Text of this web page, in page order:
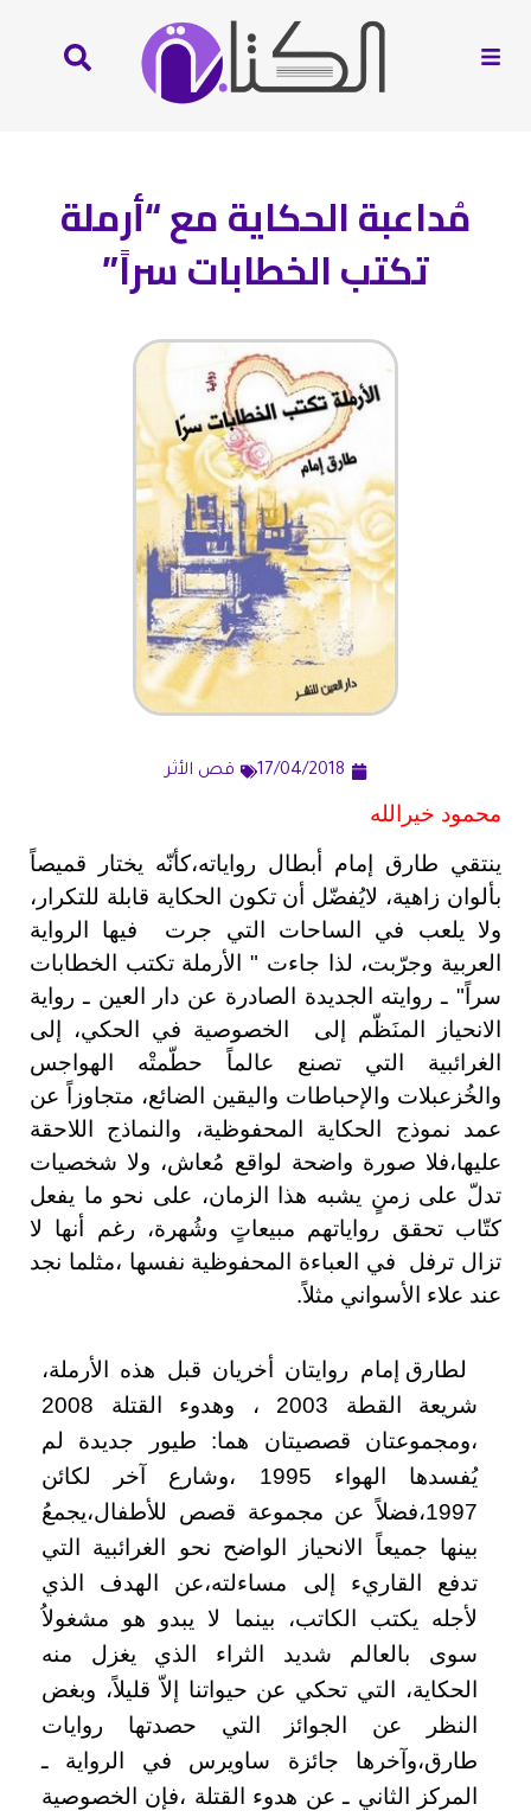
مُداعبة الحكاية مع “أرملة
تكتب الخطابات سراً”
17/04/2018 قص الأثر
محمود خيرالله
ينتقي طارق إمام أبطال رواياته،كأنّه يختار قميصاً
بألوان زاهية، لايُفضّل أن تكون الحكاية قابلة للتكرار،
ولا يلعب في الساحات التي جرت
فيها الرواية
العربية وجرّبت، لذا جاءت " الأرملة تكتب الخطابات
سراً" ـ روايته الجديدة الصادرة عن دار العين ـ رواية
الانحياز المنَظّم إلى
الخصوصية في الحكي، إلى
الغرائبية التي تصنع عالماً حطّمتْه الهواجس
والخُزعبلات والإحباطات واليقين الضائع، متجاوزاً عن
عمد نموذج الحكاية المحفوظية، والنماذج اللاحقة
عليها،فلا صورة واضحة لواقع مُعاش، ولا شخصيات
تدلّ على زمنٍ يشبه هذا الزمان، على نحو ما يفعل
كتّاب تحقق رواياتهم مبيعاتٍ وشُهرة، رغم أنها لا
تزال ترفل
في العباءة المحفوظية نفسها ،مثلما نجد
عند علاء الأسواني مثلاً.
لطارق إمام روايتان أخريان قبل هذه الأرملة،
شريعة القطة 2003 ، وهدوء القتلة 2008
،ومجموعتان قصصيتان هما: طيور جديدة لم
يُفسدها الهواء 1995 ،وشارع آخر لكائن
1997،فضلاً عن مجموعة قصص للأطفال،يجمعُ
بينها جميعاً الانحياز الواضح نحو الغرائبية التي
تدفع القاريء إلى مساءلته،عن الهدف الذي
لأجله يكتب الكاتب، بينما لا يبدو هو مشغولاُ
سوى بالعالم شديد الثراء الذي يغزل منه
الحكاية، التي تحكي عن حيواتنا إلاّ قليلاً، وبغض
النظر عن الجوائز التي حصدتها روايات
طارق،وآخرها جائزة ساويرس في الرواية ـ
المركز الثاني ـ عن هدوء القتلة ،فإن الخصوصية